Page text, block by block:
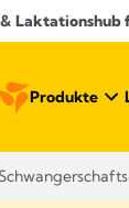
Laktationshub
Produkte